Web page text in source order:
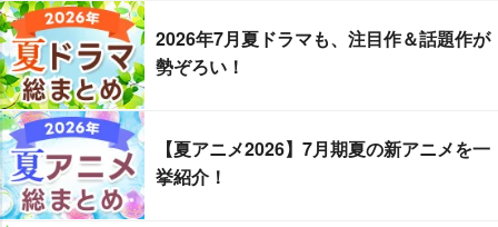
2026年7月夏ドラマも、注目作＆話題作が
勢ぞろい！
【夏アニメ2026】7月期夏の新アニメを一
挙紹介！